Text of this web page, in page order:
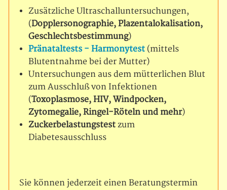
Zusätzliche Ultraschalluntersuchungen,
(Dopplersonographie, Plazentalokalisation,
Geschlechtsbestimmung)
Pränataltests - Harmonytest(mittels
Blutentnahme bei der Mutter)
Untersuchungen aus dem mütterlichen Blut
zum Ausschluß von Infektionen
(Toxoplasmose, HIV, Windpocken,
Zytomegalie, Ringel-Röteln und mehr)
Zuckerbelastungstestzum
Diabetesausschluss
Sie können jederzeit einen Beratungstermin